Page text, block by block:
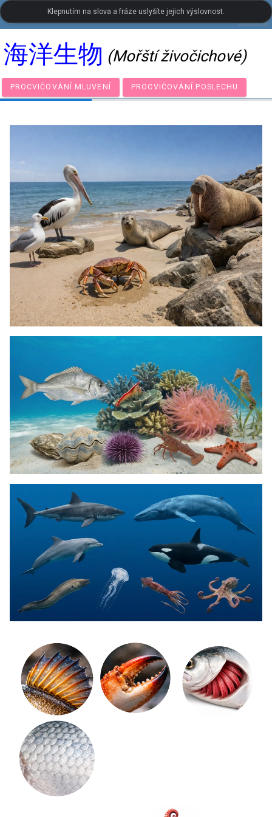
LanguageGuide.org •Čínský vizuální slovník
海洋生物 (Mořští živočichové)
PROCVIČOVÁNÍ MLUVENÍ PROCVIČOVÁNÍ POSLECHU
Klepnutím na slova a fráze uslyšíte jejich výslovnost.